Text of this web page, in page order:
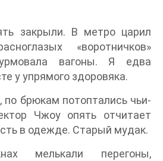
закрыли. В метро царил
«воротничков»
вагоны. Я едва
у упрямого здоровяка.
брюкам потоптались чьи-
Чжоу опять отчитает
в одежде. Старый мудак.
мелькали перегоны,